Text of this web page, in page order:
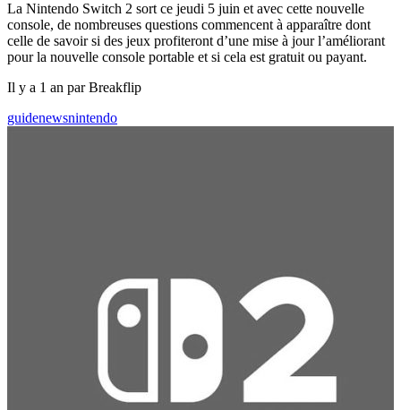
La Nintendo Switch 2 sort ce jeudi 5 juin et avec cette nouvelle
console, de nombreuses questions commencent à apparaître dont
celle de savoir si des jeux profiteront d’une mise à jour l’améliorant
pour la nouvelle console portable et si cela est gratuit ou payant.
Il y a 1 an par Breakflip
guidenewsnintendo